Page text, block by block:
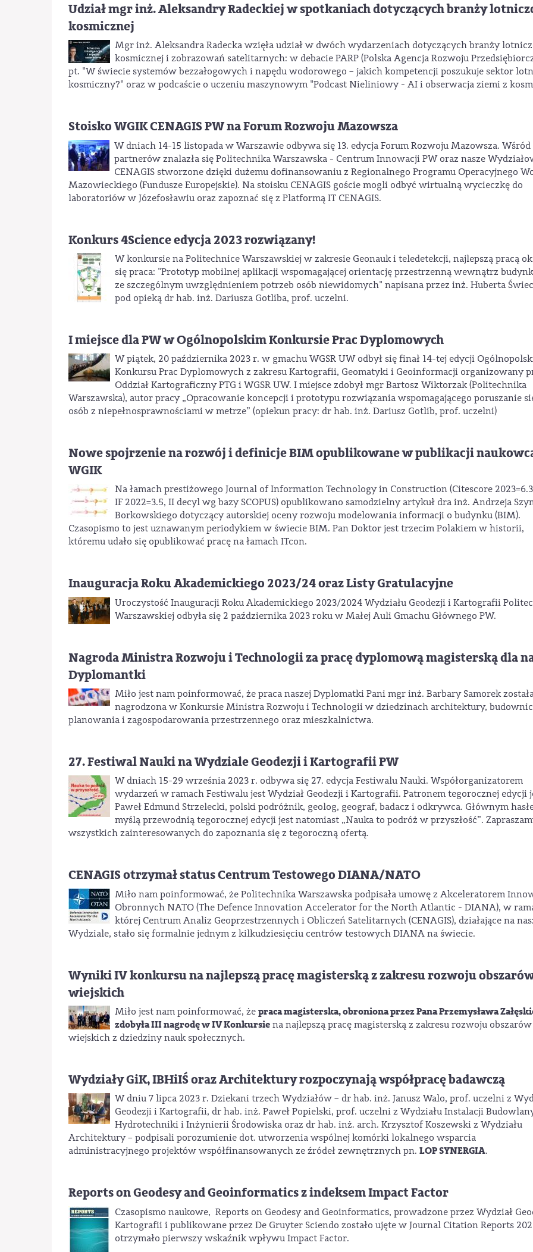
Udział mgr inż. Aleksandry Radeckiej w spotkaniach dotyczących branży
kosmicznej
Mgr inż. Aleksandra Radecka wzięła udział w dwóch wydarzeniach dotyczących branży
kosmicznej i zobrazowań satelitarnych: w debacie PARP (Polska Agencja Rozwoju
pt. "W świecie systemów bezzałogowych i napędu wodorowego – jakich kompetencji poszukuje sektor
kosmiczny?" oraz w podcaście o uczeniu maszynowym "Podcast Nieliniowy - AI i obserwacja ziemi z
Stoisko WGIK CENAGIS PW na Forum Rozwoju Mazowsza
W dniach 14-15 listopada w Warszawie odbywa się 13. edycja Forum Rozwoju Mazowsza. Wśród
partnerów znalazła się Politechnika Warszawska - Centrum Innowacji PW oraz nasze
CENAGIS stworzone dzięki dużemu dofinansowaniu z Regionalnego Programu Operacyjnego
Mazowieckiego (Fundusze Europejskie). Na stoisku CENAGIS goście mogli odbyć wirtualną wycieczkę do
laboratoriów w Józefosławiu oraz zapoznać się z Platformą IT CENAGIS.
Konkurs 4Science edycja 2023 rozwiązany!
W konkursie na Politechnice Warszawskiej w zakresie Geonauk i teledetekcji, najlepszą pracą
się praca: "Prototyp mobilnej aplikacji wspomagającej orientację przestrzenną wewnątrz
ze szczególnym uwzględnieniem potrzeb osób niewidomych" napisana przez inż. Huberta
pod opieką dr hab. inż. Dariusza Gotliba, prof. uczelni.
I miejsce dla PW w Ogólnopolskim Konkursie Prac Dyplomowych
W piątek, 20 października 2023 r. w gmachu WGSR UW odbył się finał 14-tej edycji
Konkursu Prac Dyplomowych z zakresu Kartografii, Geomatyki i Geoinformacji organizowany
Oddział Kartograficzny PTG i WGSR UW. I miejsce zdobył mgr Bartosz Wiktorzak (Politechnika
Warszawska), autor pracy „Opracowanie koncepcji i prototypu rozwiązania wspomagającego poruszanie
osób z niepełnosprawnościami w metrze” (opiekun pracy: dr hab. inż. Dariusz Gotlib, prof. uczelni)
Nowe spojrzenie na rozwój i definicje BIM opublikowane w publikacji
WGIK
Na łamach prestiżowego Journal of Information Technology in Construction (Citescore
IF 2022=3.5, II decyl wg bazy SCOPUS) opublikowano samodzielny artykuł dra inż. Andrzeja
Borkowskiego dotyczący autorskiej oceny rozwoju modelowania informacji o budynku (BIM).
Czasopismo to jest uznawanym periodykiem w świecie BIM. Pan Doktor jest trzecim Polakiem w historii,
któremu udało się opublikować pracę na łamach ITcon.
Inauguracja Roku Akademickiego 2023/24 oraz Listy Gratulacyjne
Uroczystość Inauguracji Roku Akademickiego 2023/2024 Wydziału Geodezji i Kartografii
Warszawskiej odbyła się 2 października 2023 roku w Małej Auli Gmachu Głównego PW.
Nagroda Ministra Rozwoju i Technologii za pracę dyplomową magisterską dla
Dyplomantki
Miło jest nam poinformować, że praca naszej Dyplomatki Pani mgr inż. Barbary Samorek
nagrodzona w Konkursie Ministra Rozwoju i Technologii w dziedzinach architektury,
planowania i zagospodarowania przestrzennego oraz mieszkalnictwa.
27. Festiwal Nauki na Wydziale Geodezji i Kartografii PW
W dniach 15-29 września 2023 r. odbywa się 27. edycja Festiwalu Nauki. Współorganizatorem
wydarzeń w ramach Festiwalu jest Wydział Geodezji i Kartografii. Patronem tegorocznej edycji
Paweł Edmund Strzelecki, polski podróżnik, geolog, geograf, badacz i odkrywca. Głównym
myślą przewodnią tegorocznej edycji jest natomiast „Nauka to podróż w przyszłość”.
wszystkich zainteresowanych do zapoznania się z tegoroczną ofertą.
CENAGIS otrzymał status Centrum Testowego DIANA/NATO
Miło nam poinformować, że Politechnika Warszawska podpisała umowę z Akceleratorem
Obronnych NATO (The Defence Innovation Accelerator for the North Atlantic - DIANA), w
której Centrum Analiz Geoprzestrzennych i Obliczeń Satelitarnych (CENAGIS), działające na
Wydziale, stało się formalnie jednym z kilkudziesięciu centrów testowych DIANA na świecie.
Wyniki IV konkursu na najlepszą pracę magisterską z zakresu rozwoju
wiejskich
Miło jest nam poinformować, że praca magisterska, obroniona przez Pana Przemysława
zdobyła III nagrodę w IV Konkursiena najlepszą pracę magisterską z zakresu rozwoju obszarów
wiejskich z dziedziny nauk społecznych.
Wydziały GiK, IBHiIŚ oraz Architektury rozpoczynają współpracę badawczą
W dniu 7 lipca 2023 r. Dziekani trzech Wydziałów – dr hab. inż. Janusz Walo, prof. uczelni z
Geodezji i Kartografii, dr hab. inż. Paweł Popielski, prof. uczelni z Wydziału Instalacji
Hydrotechniki i Inżynierii Środowiska oraz dr hab. inż. arch. Krzysztof Koszewski z Wydziału
Architektury – podpisali porozumienie dot. utworzenia wspólnej komórki lokalnego wsparcia
administracyjnego projektów współfinansowanych ze źródeł zewnętrznych pn. LOP SYNERGIA.
Reports on Geodesy and Geoinformatics z indeksem Impact Factor
Czasopismo naukowe, Reports on Geodesy and Geoinformatics, prowadzone przez Wydział
Kartografii i publikowane przez De Gruyter Sciendo zostało ujęte w Journal Citation Reports
otrzymało pierwszy wskaźnik wpływu Impact Factor.